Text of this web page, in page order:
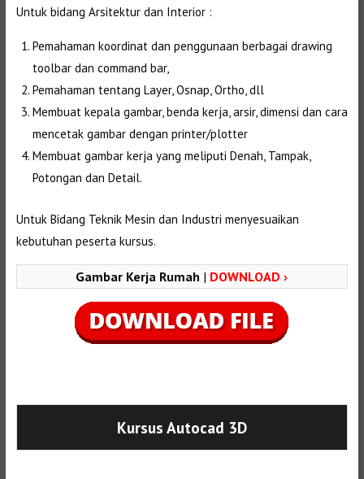
Untuk bidang Arsitektur dan Interior :
Pemahaman koordinat dan penggunaan berbagai drawing
toolbar dan command bar,
Pemahaman tentang Layer, Osnap, Ortho, dll
Membuat kepala gambar, benda kerja, arsir, dimensi dan cara
mencetak gambar dengan printer/plotter
Membuat gambar kerja yang meliputi Denah, Tampak,
Potongan dan Detail.
Untuk Bidang Teknik Mesin dan Industri menyesuaikan
kebutuhan peserta kursus.
Gambar Kerja Rumah | DOWNLOAD ›
Kursus Autocad 3D